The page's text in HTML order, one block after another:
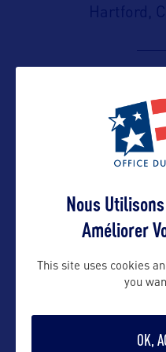
Hartford,
Nous
Améliorer
This site uses cookies
you
OK,